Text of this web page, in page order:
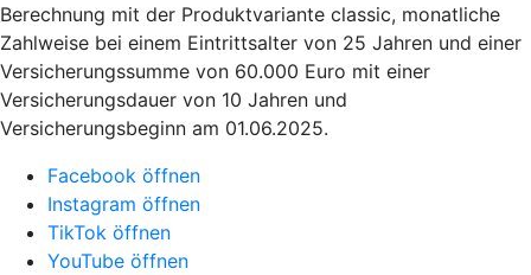
Berechnung mit der Produktvariante classic, monatliche
Zahlweise bei einem Eintrittsalter von 25 Jahren und einer
Versicherungssumme von 60.000 Euro mit einer
Versicherungsdauer von 10 Jahren und
Versicherungsbeginn am 01.06.2025.
Facebook öffnen
Instagram öffnen
TikTok öffnen
YouTube öffnen